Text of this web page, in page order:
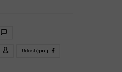
Udostępnij